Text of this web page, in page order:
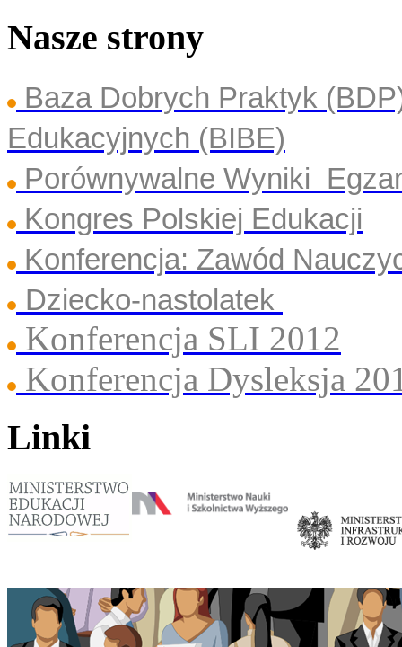
Nasze strony
Baza Dobrych Praktyk
Edukacyjnych (BIBE)
Porównywalne Wyniki
Kongres Polskiej Edukacji
Konferencja: Zawód
Dziecko-nastolatek
Konferencja SLI 2012
Konferencja Dysleksja
Linki